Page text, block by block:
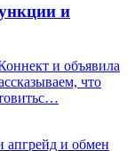
и
и объявила
что